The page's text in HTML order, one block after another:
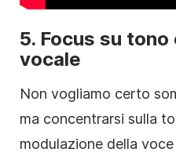
5. Focus su
vocale
Non vogliamo certo
ma concentrarsi sulla
modulazione della